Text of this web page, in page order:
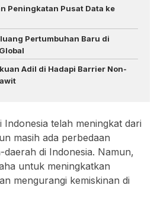
Peningkatan Pusat Data ke
Pertumbuhan Baru di
Adil di Hadapi Barrier Non-
Indonesia telah meningkat dari
masih ada perbedaan
di Indonesia. Namun,
untuk meningkatkan
mengurangi kemiskinan di